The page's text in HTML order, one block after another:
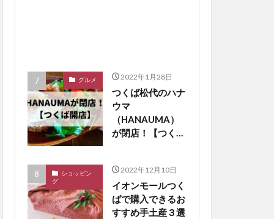
グルメ 2022年1月28日
つくば松代のハナ
ウマ
（HANAUMA）
が閉店！【つくば
ショッピン
グ
2022年12月10日
イオンモールつく
ばで購入できるお
すすめ手土産３選